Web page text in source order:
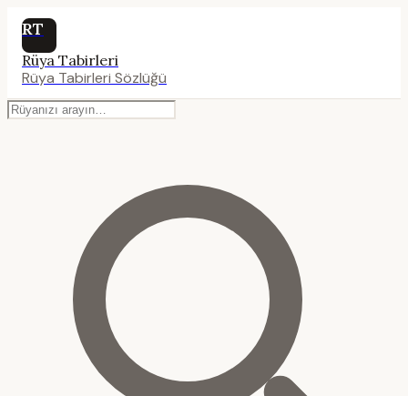
RT
Rüya Tabirleri
Rüya Tabirleri Sözlüğü